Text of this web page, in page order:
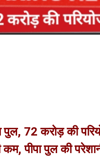
पुल, 72 करोड़ की
पीपा पुल की